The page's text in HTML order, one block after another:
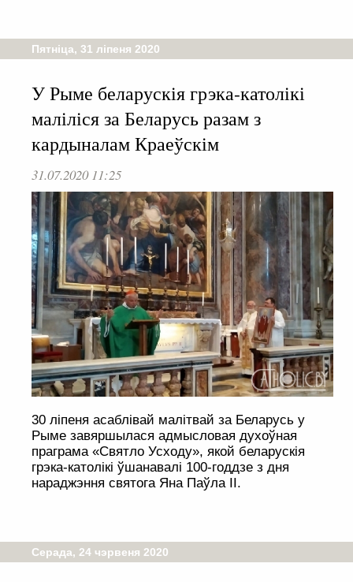
Пятніца, 31 ліпеня 2020
У Рыме беларускія грэка-католікі
маліліся за Беларусь разам з
кардыналам Краеўскім
31.07.2020 11:25
30 ліпеня асаблівай малітвай за Беларусь у
Рыме завяршылася адмысловая духоўная
праграма «Святло Усходу», якой беларускія
грэка-католікі ўшанавалі 100-годдзе з дня
нараджэння святога Яна Паўла ІІ.
Серада, 24 чэрвеня 2020